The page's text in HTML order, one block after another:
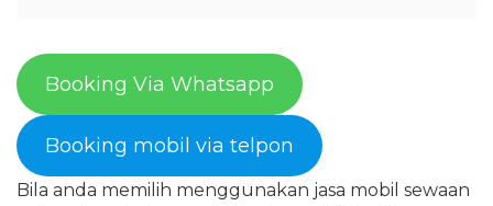
Booking Via Whatsapp
Booking mobil via telpon
Bila anda memilih menggunakan jasa mobil sewaan